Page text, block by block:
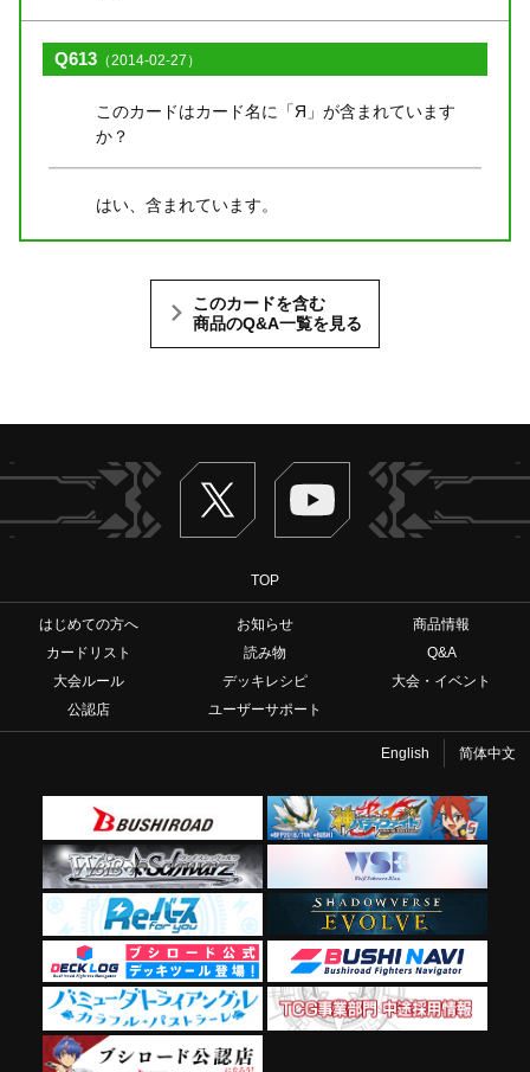
Q613 （2014-02-27）
このカードはカード名に「Я」が含まれています
か？
はい、含まれています。
このカードを含む
商品のQ&A一覧を見る
Twitter ヴァンガードch
TOP
はじめての方へ お知らせ
商品情報
カードリスト
読み物
Q&A
大会ルール
デッキレシピ
大会・イベント
公認店
ユーザーサポート
English 简体中文